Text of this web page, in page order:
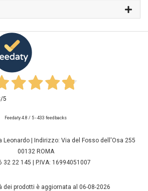
Leonardo | Indirizzo: Via del Fosso dell'Osa 255
00132 ROMA
32 22 145 | P.IVA: 16994051007
dei prodotti è aggiornata al 06-08-2026
/5
Feedaty 4.8 / 5 -433 feedbacks